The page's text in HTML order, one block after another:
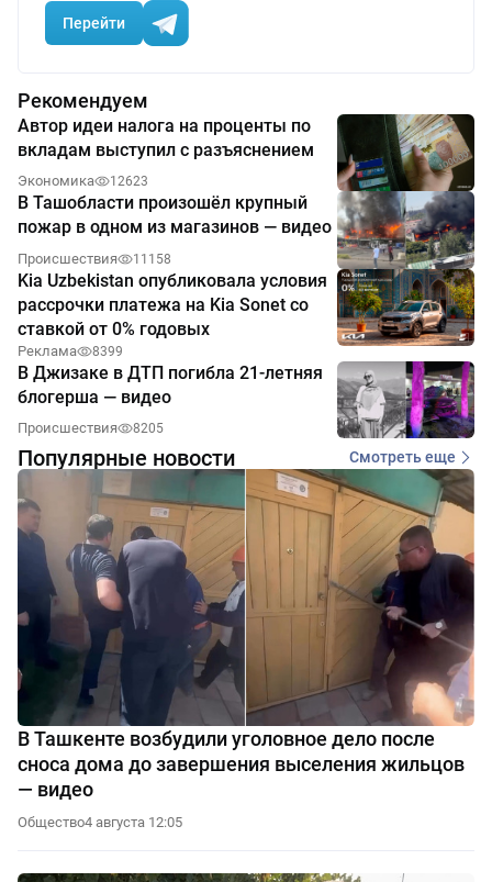
Перейти
Рекомендуем
Автор идеи налога на проценты по
вкладам выступил с разъяснением
Экономика 12623
В Ташобласти произошёл крупный
пожар в одном из магазинов — видео
Происшествия 11158
Kia Uzbekistan опубликовала условия
рассрочки платежа на Kia Sonet со
ставкой от 0% годовых
Реклама 8399
В Джизаке в ДТП погибла 21-летняя
блогерша — видео
Происшествия 8205
Популярные новости Смотреть еще
В Ташкенте возбудили уголовное дело после
сноса дома до завершения выселения жильцов
— видео
Общество4 августа 12:05